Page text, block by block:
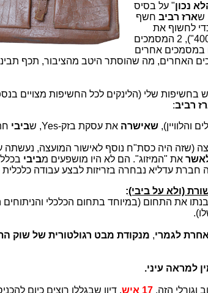
נכון" על בסיס
ארז רביב חשף
לחשוף את
העובדות, שמסתירים מהציבור מזה כשנתיים סביב "תיק 4000"), 2 המסמכים
במסמכים אחרים
האחרים, מה שהוסתר היטב מהציבור, תכף
בחשיפות שלי (הלינקים לכל החשיפות מצויים
רביב:
והלוויין),שאישרהאת עסקת בזק-Yes, ש ביבי
(שזה היה כסת"ח נוסף לאישור המועצה, נעשתה
את "המיזוג". הם לא היו מושפעים מביבי
עדליא נבחרה בזריזות לבצע עבודה כלכלית
(ולא על ביבי):
את התחום (במיוחד בתחום הכלכלי והניתוחים
אחרת לגמרי, מנקודת מבט רגולטורית של שוק
למראה עיני.
וגורלי הזה,17 איש , דיון שבגללו רוצים כיום